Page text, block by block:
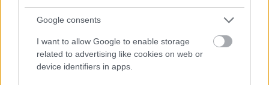
Google consents
I want to allow Google to enable storage
related to advertising like cookies on web or
device identifiers in apps.